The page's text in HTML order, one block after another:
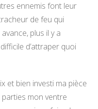
ennemis font leur
de feu qui
plus il y a
d’attraper quoi
et bien investi ma pièce
mon ventre